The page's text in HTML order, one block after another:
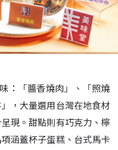
：「醬香燒肉」、「照燒
，大量選用台灣在地食材
現。甜點則有巧克力、檸
涵蓋杯子蛋糕、台式馬卡